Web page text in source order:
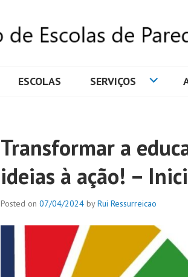
ESCOLAS SERVIÇOS
Transformar a
ideias à ação! –
Posted on 07/04/2024 byRui Ressurreicao